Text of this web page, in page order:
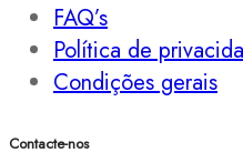
FAQ’s
Política de
Condições gerais
Contacte-nos